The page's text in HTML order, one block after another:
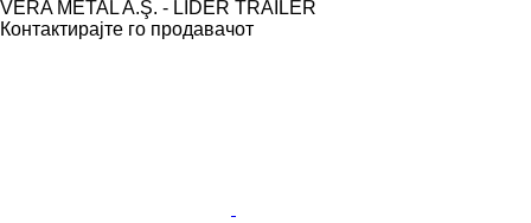
VERA METAL A.Ş. - LİDER TRAİLER
Контактирајте го продавачот